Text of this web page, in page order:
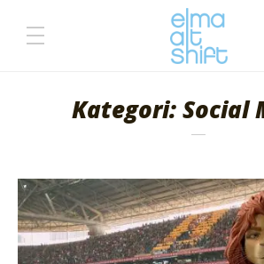
Kategori: Social